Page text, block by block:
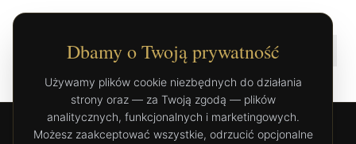
Dbamy o Twoją prywatność
Używamy plików cookie niezbędnych do działania
strony oraz — za Twoją zgodą — plików
analitycznych, funkcjonalnych i marketingowych.
Możesz zaakceptować wszystkie, odrzucić opcjonalne